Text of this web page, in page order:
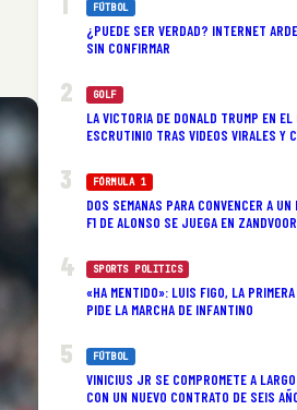
FÚTBOL
¿PUEDE SER VERDAD? INTERNET
SIN CONFIRMAR
GOLF
LA VICTORIA DE DONALD TRUMP EN
ESCRUTINIO TRAS VIDEOS VIRALES Y
FÓRMULA 1
DOS SEMANAS PARA CONVENCER A
F1 DE ALONSO SE JUEGA EN
SPORTS POLITICS
«HA MENTIDO»: LUIS FIGO, LA
PIDE LA MARCHA DE INFANTINO
FÚTBOL
VINICIUS JR SE COMPROMETE A
CON UN NUEVO CONTRATO DE SEIS